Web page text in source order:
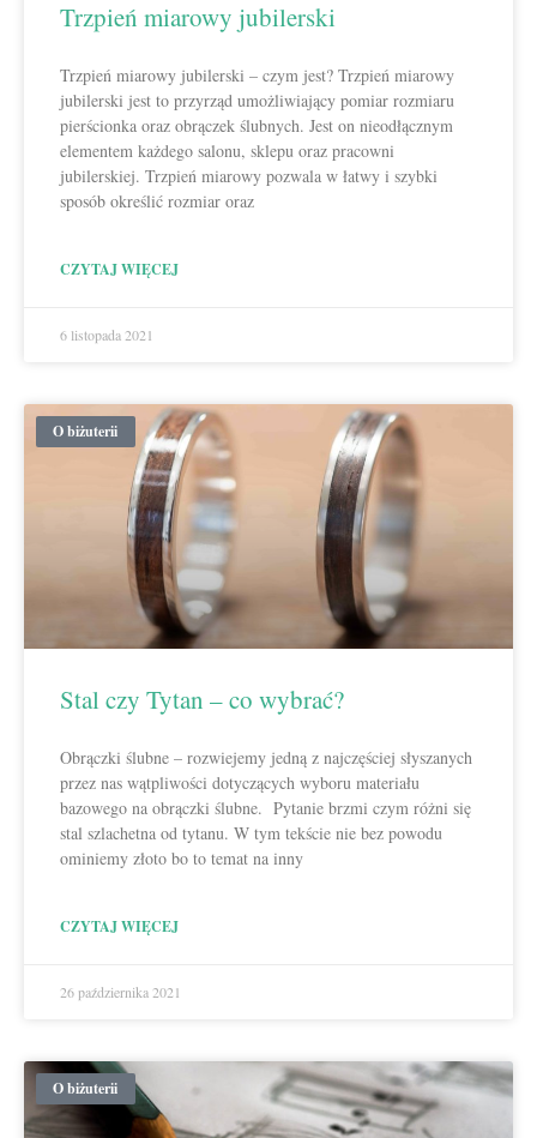
Trzpień miarowy jubilerski
Trzpień miarowy jubilerski – czym jest? Trzpień miarowy
jubilerski jest to przyrząd umożliwiający pomiar rozmiaru
pierścionka oraz obrączek ślubnych. Jest on nieodłącznym
elementem każdego salonu, sklepu oraz pracowni
jubilerskiej. Trzpień miarowy pozwala w łatwy i szybki
sposób określić rozmiar oraz
CZYTAJ WIĘCEJ
6 listopada 2021
O biżuterii
Stal czy Tytan – co wybrać?
Obrączki ślubne – rozwiejemy jedną z najczęściej słyszanych
przez nas wątpliwości dotyczących wyboru materiału
bazowego na obrączki ślubne. Pytanie brzmi czym różni się
stal szlachetna od tytanu. W tym tekście nie bez powodu
ominiemy złoto bo to temat na inny
CZYTAJ WIĘCEJ
26 października 2021
O biżuterii